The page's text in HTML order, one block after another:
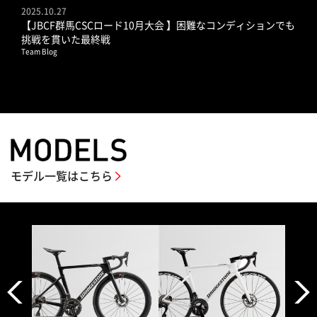
Team Blog
【JBCF群馬CSCロード10月大会 】困難なコンディションでも
挑戦を貫いた最終戦
2025.10.27
モデル一覧はこちら